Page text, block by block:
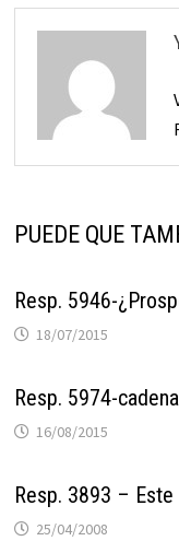
PUEDE QUE
Resp. 5946-
18/07/2015
Resp. 5974-
16/08/2015
Resp. 3893 –
25/04/2008